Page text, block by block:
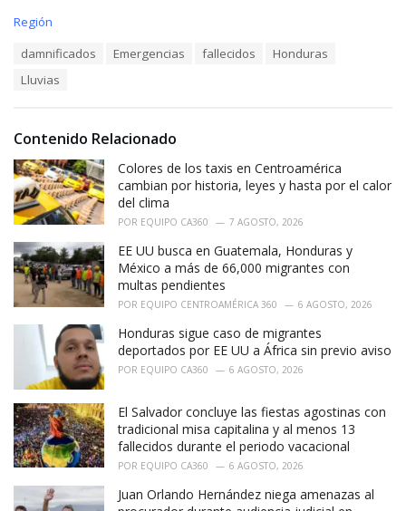
C
i
s
:
Región
damnificados Emergencias fallecidos
Honduras
Lluvias
Contenido Relacionado
Colores de los taxis en Centroamérica
cambian por historia, leyes y hasta por el calor
del clima
POR EQUIPO CA360 7 AGOSTO, 2026
EE UU busca en Guatemala, Honduras y
México a más de 66,000 migrantes con
multas pendientes
POR EQUIPO CENTROAMÉRICA 360 6 AGOSTO, 2026
Honduras sigue caso de migrantes
deportados por EE UU a África sin previo aviso
POR EQUIPO CA360 6 AGOSTO, 2026
El Salvador concluye las fiestas agostinas con
tradicional misa capitalina y al menos 13
fallecidos durante el periodo vacacional
POR EQUIPO CA360 6 AGOSTO, 2026
Juan Orlando Hernández niega amenazas al